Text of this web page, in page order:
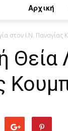
Αρχική
στον Ι.Ν. Παναγίας
Θεία